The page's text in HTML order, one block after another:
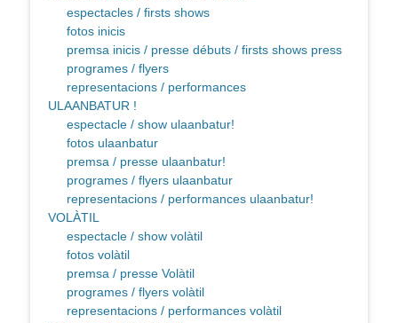
espectacles / firsts shows
fotos inicis
premsa inicis / presse débuts / firsts shows press
programes / flyers
representacions / performances
ULAANBATUR !
espectacle / show ulaanbatur!
fotos ulaanbatur
premsa / presse ulaanbatur!
programes / flyers ulaanbatur
representacions / performances ulaanbatur!
VOLÀTIL
espectacle / show volàtil
fotos volàtil
premsa / presse Volàtil
programes / flyers volàtil
representacions / performances volàtil